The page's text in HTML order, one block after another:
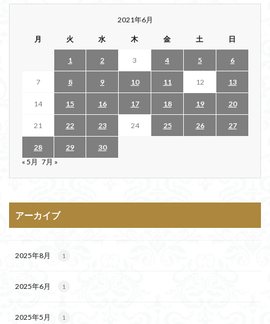
2021年6月
月 火 水 木 金 土 日
1 2 3 4 5 6
7 8 9 10 11 12 13
14 15 16 17 18 19 20
21 22 23 24 25 26 27
28 29
30
« 5月 7月 »
アーカイブ
2025年8月 1
2025年6月 1
2025年5月 1